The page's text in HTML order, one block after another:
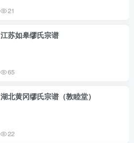
21
江苏如皋缪氏宗谱
65
湖北黄冈缪氏宗谱（敦睦堂）
22